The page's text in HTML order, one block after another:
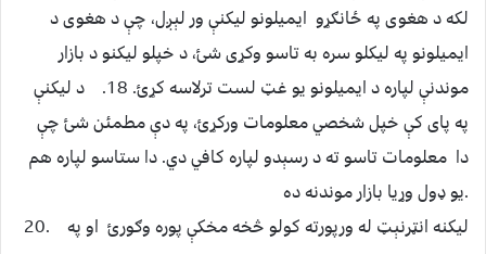
لکه د هغوی په ځانګړو ایمیلونو ليکنې ور لېږل، چې د هغوی د
ايميلونو په ليکلو سره به تاسو وکړی شئ، د خپلو لیکنو د بازار
موندنې لپاره د ايميلونو يو غټ لست ترلاسه کړﺉ. 18. د ليکنې
په پای کې خپل شخصي معلومات ورکړﺉ، په دې مطمئن شئ چې
دا معلومات تاسو ته د رسېدو لپاره کافي دي. دا ستاسو لپاره هم
يو ډول وړيا بازار موندنه ده.
20. ليکنه انټرنېټ له ورپورته کولو څخه مخکې پوره وګورﺉ او په